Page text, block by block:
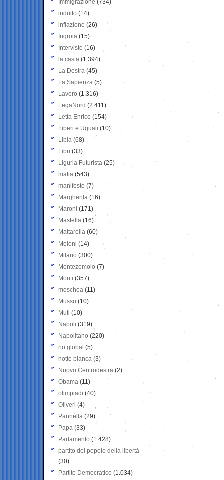
Immigrazione (734)
indulto (14)
inflazione (26)
Ingroia (15)
Interviste (16)
la casta (1.394)
La Destra (45)
La Sapienza (5)
Lavoro (1.316)
LegaNord (2.411)
Letta Enrico (154)
Liberi e Uguali (10)
Libia (68)
Libri (33)
Liguria Futurista (25)
mafia (543)
manifesto (7)
Margherita (16)
Maroni (171)
Mastella (16)
Mattarella (60)
Meloni (14)
Milano (300)
Montezemolo (7)
Monti (357)
moschea (11)
Musso (10)
Muti (10)
Napoli (319)
Napolitano (220)
no global (5)
notte bianca (3)
Nuovo Centrodestra (2)
Obama (11)
olimpiadi (40)
Oliveri (4)
Pannella (29)
Papa (33)
Parlamento (1.428)
partito del popolo della libertà
(30)
Partito Democratico (1.034)